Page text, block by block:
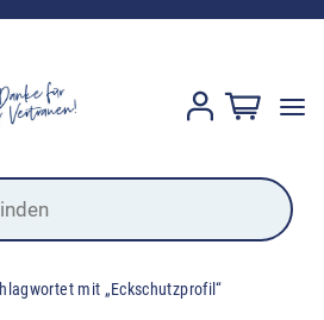
mit „Eckschutzprofil“